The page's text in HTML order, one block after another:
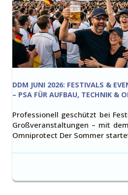
DDM JUNI 2026: FESTIVALS &
– PSA FÜR AUFBAU, TECHNIK &
Professionell geschützt bei
Großveranstaltungen – mit
Omniprotect Der Sommer